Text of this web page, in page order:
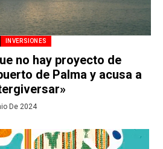
INVERSIONES
no hay proyecto de
de Palma y acusa a
De 2024